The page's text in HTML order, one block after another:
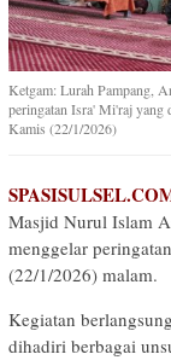
Ketgam: Lurah Pampang,
peringatan Isra' Mi'raj
Kamis (22/1/2026)
Masjid Nurul Islam
menggelar
(22/1/2026) malam.
Kegiatan
dihadiri berbagai